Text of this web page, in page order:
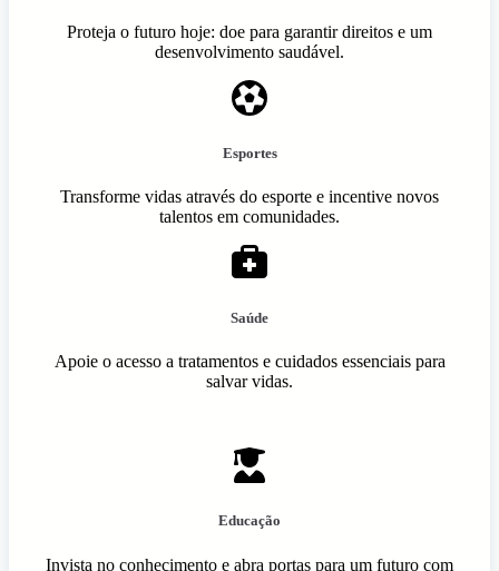
Proteja o futuro hoje: doe para garantir direitos e um
desenvolvimento saudável.
Esportes
Transforme vidas através do esporte e incentive novos
talentos em comunidades.
Saúde
Apoie o acesso a tratamentos e cuidados essenciais para
salvar vidas.
Educação
Invista no conhecimento e abra portas para um futuro com